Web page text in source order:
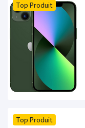
Top Produit
Top Produit